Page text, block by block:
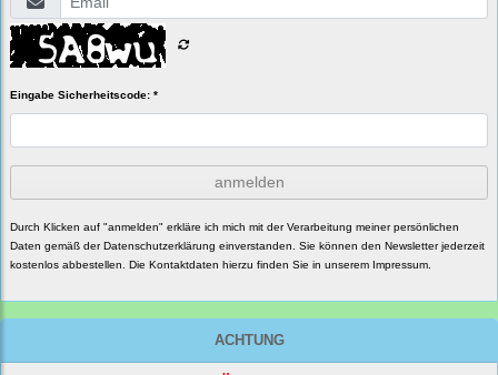
Eingabe Sicherheitscode: *
anmelden
Durch Klicken auf "anmelden" erkläre ich mich mit der Verarbeitung meiner persönlichen
Daten gemäß der Datenschutzerklärung einverstanden. Sie können den Newsletter jederzeit
kostenlos abbestellen. Die Kontaktdaten hierzu finden Sie in unserem Impressum.
ACHTUNG